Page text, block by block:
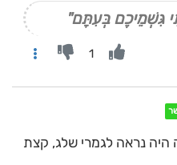
גִּשְׁמֵיכֶם בְּעִתָּם"
1
היה נראה לגמרי שלג, קצת